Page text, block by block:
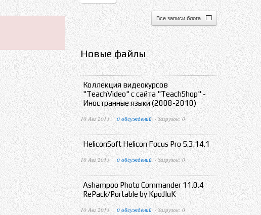
Все записи блога
Новые файлы
Коллекция видеокурсов
"TeachVideo" с сайта "TeachShop" -
Иностранные языки (2008-2010)
10 Авг 2013 · 0 обсуждений · Загрузок: 0
HeliconSoft Helicon Focus Pro 5.3.14.1
10 Авг 2013 · 0 обсуждений · Загрузок: 0
Ashampoo Photo Commander 11.0.4
RePack/Portable by KpoJIuK
10 Авг 2013 · 0 обсуждений · Загрузок: 0